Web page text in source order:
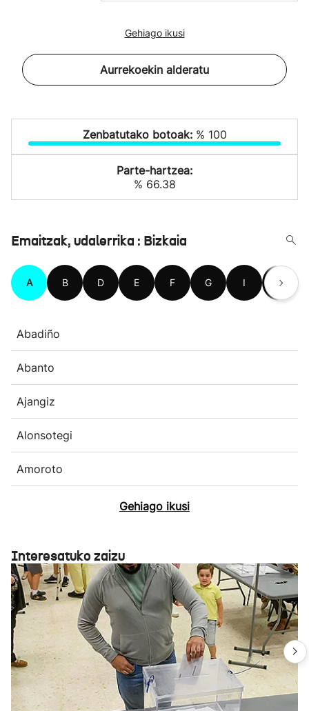
Gehiago ikusi
Aurrekoekin alderatu
Zenbatutako botoak: % 100
Parte-hartzea:
% 66.38
Emaitzak, udalerrika : Bizkaia
A B D E F G I J
Abadiño
Abanto
Ajangiz
Alonsotegi
Amoroto
Gehiago ikusi
Interesatuko zaizu